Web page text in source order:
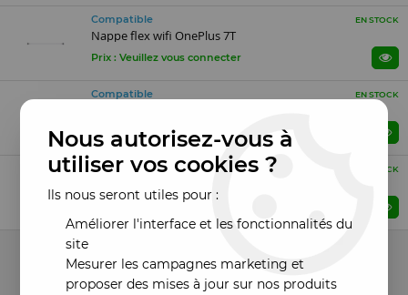
Compatible EN STOCK
Nappe flex wifi OnePlus 7T
Prix : Veuillez vous connecter
Compatible EN STOCK
Prix : Veuillez vous connecter
Compatible EN STOCK
Nous autorisez-vous à
utiliser vos cookies ?
Ils nous seront utiles pour :
Améliorer l'interface et les fonctionnalités du
site
Mesurer les campagnes marketing et
proposer des mises à jour sur nos produits